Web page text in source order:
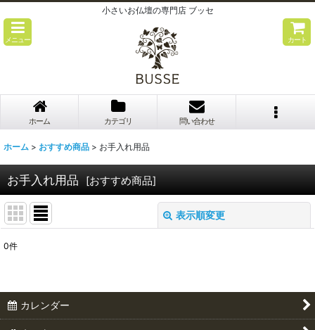
小さいお仏壇の専門店 ブッセ
メニュー カート
ホーム カテゴリ 問い合わせ
ホーム > おすすめ商品 > お手入れ用品
お手入れ用品 [おすすめ商品]
表示順変更
並び順:
0件
カレンダー